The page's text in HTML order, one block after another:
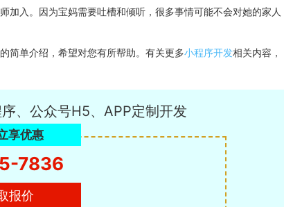
加入。因为宝妈需要吐槽和倾听，很多事情可能不会对她的家人
简单介绍，希望对您有所帮助。有关更多小程序开发相关内容，
、公众号H5、APP定制开发
享优惠
7836
报价